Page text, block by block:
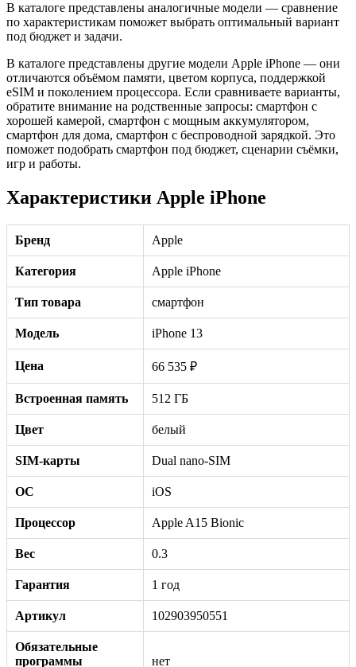
В каталоге представлены аналогичные модели — сравнение
по характеристикам поможет выбрать оптимальный вариант
под бюджет и задачи.
В каталоге представлены другие модели Apple iPhone — они
отличаются объёмом памяти, цветом корпуса, поддержкой
eSIM и поколением процессора. Если сравниваете варианты,
обратите внимание на родственные запросы: смартфон с
хорошей камерой, смартфон с мощным аккумулятором,
смартфон для дома, смартфон с беспроводной зарядкой. Это
поможет подобрать смартфон под бюджет, сценарии съёмки,
игр и работы.
Характеристики Apple iPhone
Бренд Apple
Категория Apple iPhone
Тип товара смартфон
Модель iPhone 13
Цена 66 535 ₽
Встроенная память 512 ГБ
Цвет белый
SIM-карты Dual nano-SIM
ОС iOS
Процессор Apple A15 Bionic
Вес 0.3
Гарантия 1 год
Артикул 102903950551
Обязательные
программы
нет